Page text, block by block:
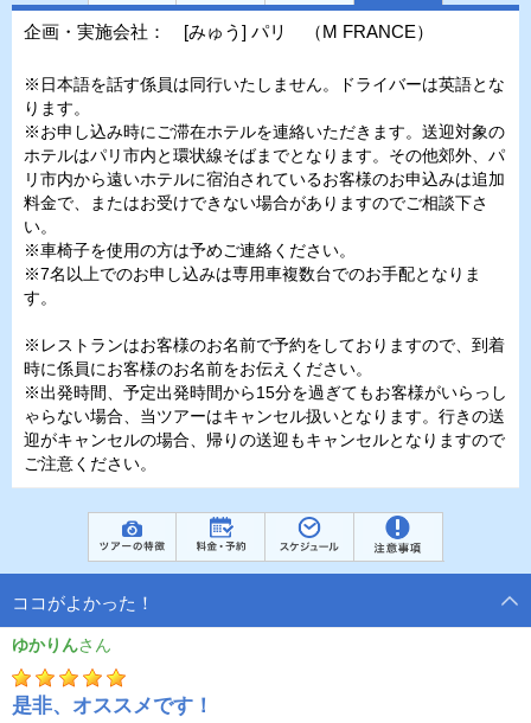
企画・実施会社： [みゅう] パリ （M FRANCE）
※日本語を話す係員は同行いたしません。ドライバーは英語とな
ります。
※お申し込み時にご滞在ホテルを連絡いただきます。送迎対象の
ホテルはパリ市内と環状線そばまでとなります。その他郊外、パ
リ市内から遠いホテルに宿泊されているお客様のお申込みは追加
料金で、またはお受けできない場合がありますのでご相談下さ
い。
※車椅子を使用の方は予めご連絡ください。
※7名以上でのお申し込みは専用車複数台でのお手配となりま
す。
※レストランはお客様のお名前で予約をしておりますので、到着
時に係員にお客様のお名前をお伝えください。
※出発時間、予定出発時間から15分を過ぎてもお客様がいらっし
ゃらない場合、当ツアーはキャンセル扱いとなります。行きの送
迎がキャンセルの場合、帰りの送迎もキャンセルとなりますので
ご注意ください。
ココがよかった！
ゆかりん
是非、オススメです！